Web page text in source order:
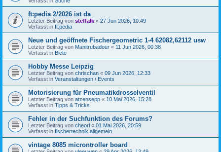
ft:pedia 2/2026 ist da
Letzter Beitrag von steffalk « 27 Jun 2026, 10:49
Verfasst in ft:pedia
Neue und geöffnete Fischergeometric 1-4 62082,62112 usw
Letzter Beitrag von Manitrubadour « 11 Jun 2026, 00:38
Verfasst in Biete
Hobby Messe Leipzig
Letzter Beitrag von chrischan « 09 Jun 2026, 12:33
Verfasst in Veranstaltungen / Events
Motorisierung für Pneumatikdrosselventil
Letzter Beitrag von atzensepp « 10 Mai 2026, 15:28
Verfasst in Tipps & Tricks
Fehler in der Suchfunktion des Forums?
Letzter Beitrag von cheorl « 01 Mai 2026, 20:59
Verfasst in fischertechnik allgemein
vintage 8085 microntroller board